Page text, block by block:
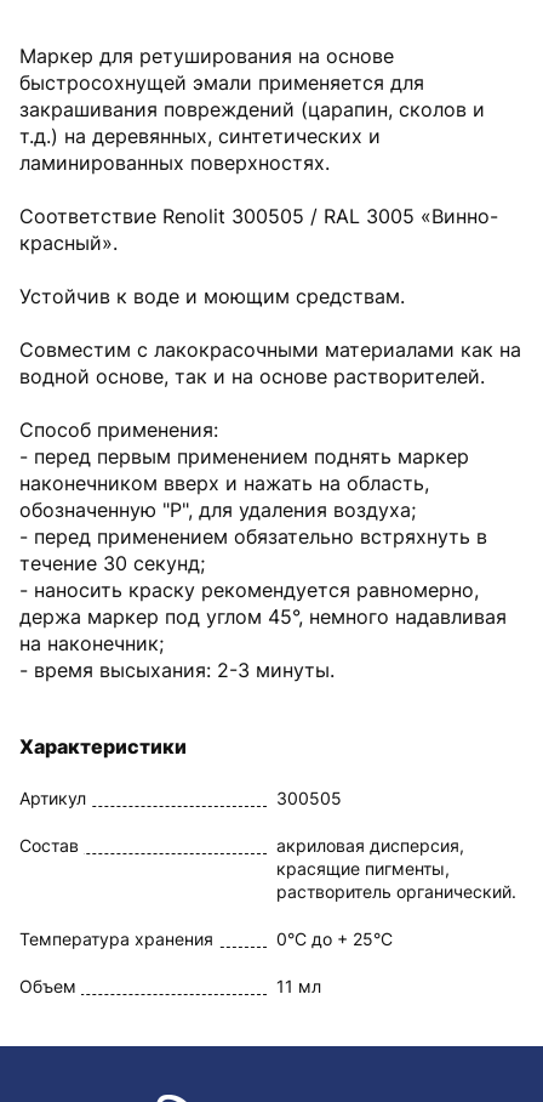
Маркер для ретуширования на основе
быстросохнущей эмали применяется для
закрашивания повреждений (царапин, сколов и
т.д.) на деревянных, синтетических и
ламинированных поверхностях.
Соответствие Renolit 300505 / RAL 3005 «Винно-
красный».
Устойчив к воде и моющим средствам.
Совместим с лакокрасочными материалами как на
водной основе, так и на основе растворителей.
Способ применения:
- перед первым применением поднять маркер
наконечником вверх и нажать на область,
обозначенную "Р", для удаления воздуха;
- перед применением обязательно встряхнуть в
течение 30 секунд;
- наносить краску рекомендуется равномерно,
держа маркер под углом 45°, немного надавливая
на наконечник;
- время высыхания: 2-3 минуты.
Характеристики
Артикул 300505
Состав
акриловая дисперсия,
красящие пигменты,
растворитель органический.
Температура хранения 0°C до + 25°C
Объем 11 мл